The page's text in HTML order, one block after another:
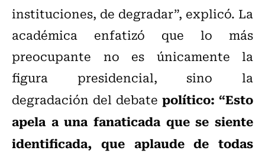
instituciones, de degradar”, explicó. La
académica enfatizó que lo más
preocupante no es únicamente la
figura presidencial, sino la
degradación del debate político: “Esto
apela a una fanaticada que se siente
identificada, que aplaude de todas